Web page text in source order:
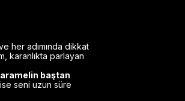
her adımında dikkat
karanlıkta parlayan
baştan
seni uzun süre